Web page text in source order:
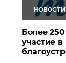
НОВОСТИ
Более
участие в